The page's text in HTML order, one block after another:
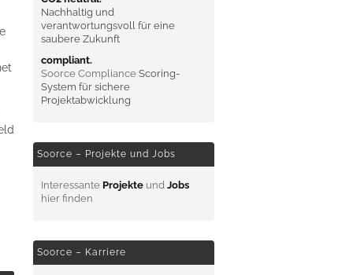
Nachhaltig und
verantwortungsvoll für eine
saubere Zukunft
compliant.
Soorce ComplianceScoring-
System für sichere
Projektabwicklung
Soorce – Projekte und Jobs
Interessante Projekteund Jobs
hier finden
Soorce – Karriere